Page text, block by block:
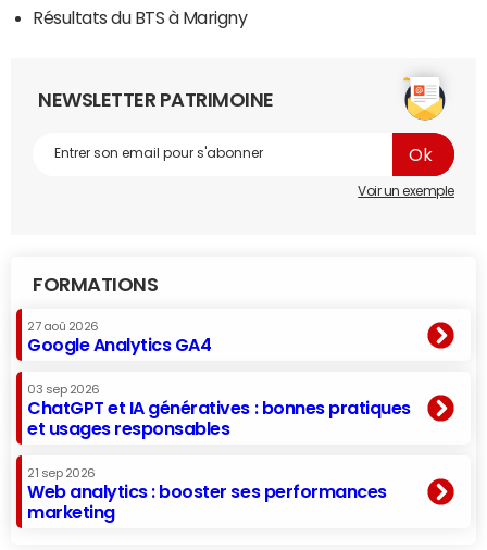
Résultats du BTS à Marigny
NEWSLETTER PATRIMOINE
Voir un exemple
FORMATIONS
27 aoû 2026
Google Analytics GA4
03 sep 2026
ChatGPT et IA génératives : bonnes pratiques
et usages responsables
21 sep 2026
Web analytics : booster ses performances
marketing